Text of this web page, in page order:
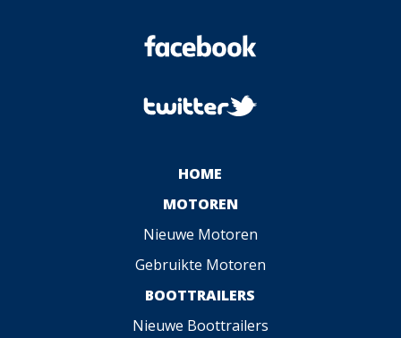
HOME
MOTOREN
Nieuwe Motoren
Gebruikte Motoren
BOOTTRAILERS
Nieuwe Boottrailers